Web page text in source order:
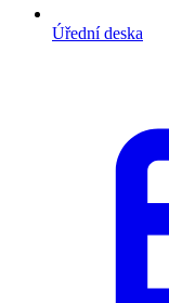
Úřední deska